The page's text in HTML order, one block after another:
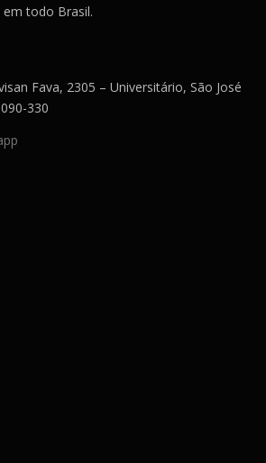
todo Brasil.
Fava, 2305 – Universitário, São José
330